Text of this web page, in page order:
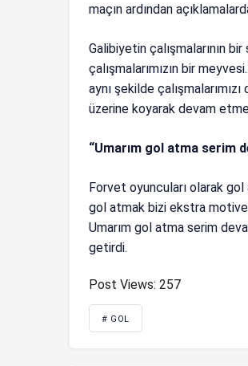
maçın ardından
Galibiyetin çalışmalarının
çalışmalarımızın bir
aynı şekilde
üzerine koyarak devam
“Umarım gol atma serim
Forvet oyuncuları olarak
gol atmak bizi ekstra motive
Umarım gol atma serim
getirdi.
Post Views: 257
# GOL